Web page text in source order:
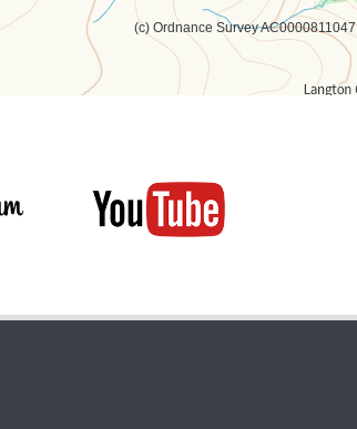
(c) Ordnance Survey AC0000811047